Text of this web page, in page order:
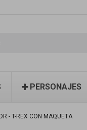
PERSONAJES
- T-REX CON MAQUETA